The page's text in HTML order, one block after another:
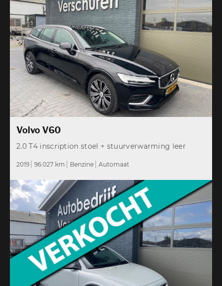
Volvo V60
2.0 T4 inscription stoel + stuurverwarming leer
2019 96.027 km Benzine Automaat